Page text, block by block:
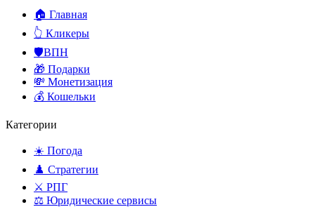
🏠 Главная
👆 Кликеры
🛡️ВПН
🎁 Подарки
💸 Монетизация
💰 Кошельки
Категории
☀️ Погода
♟️ Стратегии
⚔️ РПГ
⚖️ Юридические сервисы